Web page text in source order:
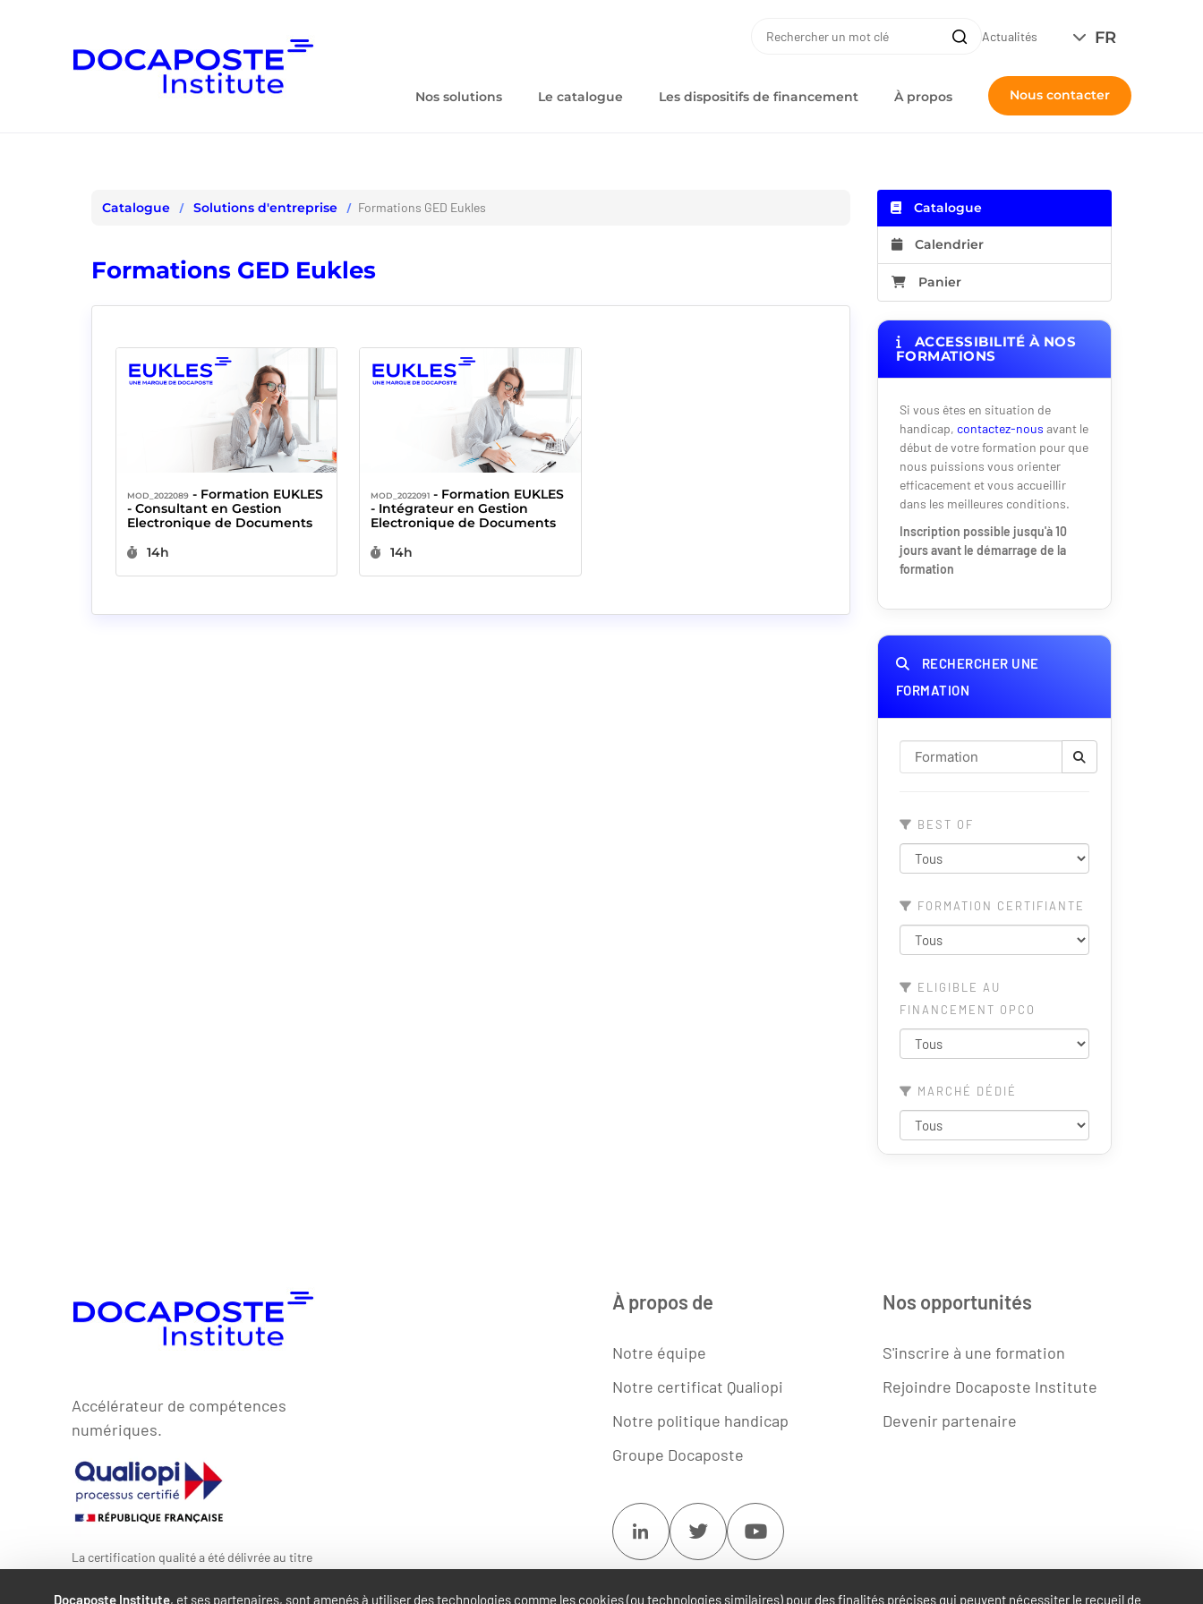
Docaposte Institute, et ses partenaires, sont amenés à utiliser des technologies comme les cookies (ou technologies similaires) pour des finalités précises qui peuvent nécessiter le recueil de
FR
RECHERCHE Recherche
Actualités
Nos solutions Le catalogue Les dispositifs de financement À propos Nous contacter
Catalogue Solutions d'entreprise Formations GED Eukles
Formations GED Eukles
MOD_2022089 - Formation EUKLES
- Consultant en Gestion
Electronique de Documents
Durée :
14h
MOD_2022091 - Formation EUKLES
- Intégrateur en Gestion
Electronique de Documents
Durée :
14h
Catalogue
Calendrier
Panier
ACCESSIBILITÉ À NOS
FORMATIONS
Si vous êtes en situation de
handicap, contactez-nous avant le
début de votre formation pour que
nous puissions vous orienter
efficacement et vous accueillir
dans les meilleures conditions.
Inscription possible jusqu'à 10
jours avant le démarrage de la
formation
RECHERCHER UNE
FORMATION
BEST OF
FORMATION CERTIFIANTE
ELIGIBLE AU
FINANCEMENT OPCO
MARCHÉ DÉDIÉ
Accélérateur de compétences
numériques.
La certification qualité a été délivrée au titre
DE FORMATION
À propos de
Notre équipe
Notre certificat Qualiopi
Notre politique handicap
Groupe Docaposte
LinkedinTwitter Youtube
Nos opportunités
S'inscrire à une formation
Rejoindre Docaposte Institute
Devenir partenaire